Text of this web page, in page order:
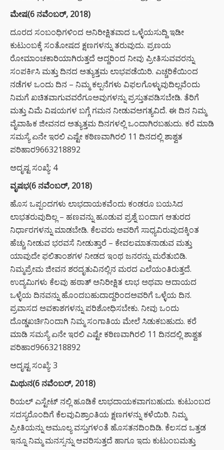
ಮೇಷ(6 ನವೆಂಬರ್, 2018)
ದೂರದ ಸಂಬಂಧಿಗಳಿಂದ ಅನಿರೀಕ್ಷಿತವಾದ ಒಳ್ಳೆಯಸುದ್ದಿ ಇಡೀ
ಕುಟುಂಬಕ್ಕೆ ಸಂತೋಷದ ಕ್ಷಣಗಳನ್ನು ತರುವುದು. ಪ್ರಣಯ
ರೋಮಾಂಚಕಾರಿಯಾಗಿರುತ್ತದೆ ಆದ್ದರಿಂದ ನೀವು ಪ್ರೀತಿಸುವವರನ್ನು
ಸಂಪರ್ಕಿಸಿ ಮತ್ತು ದಿನದ ಅತ್ಯುತ್ತಮ ಲಾಭಪಡೆಯಿರಿ. ಎಚ್ಚರಿಕೆಯಿಂದ
ನಡೆಗಳ ಒಂದು ದಿನ – ನಿಮ್ಮ ಕಲ್ಪನೆಗಳು ವಿಫಲಗೊಳ್ಳುವುದಿಲ್ಲವೆಂದು
ನಿಮಗೆ ಖಚಿತವಾಗುವವರೆಗೂಅವುಗಳನ್ನು ಪ್ರಸ್ತುತಪಡಿಸಬೇಡಿ. ತೆರಿಗೆ
ಮತ್ತು ವಿಮೆ ವಿಷಯಗಳ ಬಗ್ಗೆ ಗಮನ ನೀಡುವಅಗತ್ಯವಿದೆ. ಈ ದಿನ ನಿಮ್ಮ
ವೈವಾಹಿಕ ಜೀವನದ ಅತ್ಯುತ್ತಮ ದಿನಗಳಲ್ಲಿ ಒಂದಾಗಿರಬಹುದು. ಕರೆ ಮಾಡಿ
ಸಮಸ್ಯೆ ಏನೇ ಇರಲಿ ಎಷ್ಟೇ ಕಠಿಣವಾಗಿರಲಿ 11 ದಿನದಲ್ಲಿ ಶಾಶ್ವತ
ಪರಿಹಾರ9663218892
ಅದೃಷ್ಟ ಸಂಖ್ಯೆ: 4
ವೃಷಭ(6 ನವೆಂಬರ್, 2018)
ಹೊಸ ಒಪ್ಪಂದಗಳು ಲಾಭದಾಯಕವೆಂದು ಕಂಡರೂ ಬಯಸಿದ
ಲಾಭತರುವುದಿಲ್ಲ – ಹಣವನ್ನು ಹೂಡುವ ಪ್ರಶ್ನೆ ಬಂದಾಗ ಆತುರದ
ನಿರ್ಧಾರಗಳನ್ನು ಮಾಡಬೇಡಿ. ಕೆಲವರು ಅವರಿಗೆ ಸಾಧ್ಯವಿರುವುದಕ್ಕಿಂತ
ಹೆಚ್ಚು ನೀಡುವ ಭರವಸೆ ನೀಡುತ್ತಾರೆ – ಕೇವಲಮಾತನಾಡುವ ಮತ್ತು
ಯಾವುದೇ ಫಲಿತಾಂಶಗಳ ನೀಡದ ಇಂಥ ಜನರನ್ನು ಮರೆತುಬಿಡಿ.
ನಿಮ್ಮಪ್ರೇಮ ಜೀವನ ಶರದೃತುವಿನಲ್ಲಿನ ಮರದ ಎಲೆಯಂತಿರುತ್ತದೆ.
ಉದ್ಯಮಿಗಳು ಕೆಲವು ಹಠಾತ್ ಅನಿರೀಕ್ಷಿತ ಲಾಭ ಅಥವಾ ಆದಾಯದ
ಒಳ್ಳೆಯ ದಿನವನ್ನು ಹೊಂದಬಹುದಾದ್ದರಿಂದಅವರಿಗೆ ಒಳ್ಳೆಯ ದಿನ.
ಪ್ರವಾಸದ ಅವಕಾಶಗಳನ್ನು ಪರಿಶೋಧಿಸಬೇಕು. ನೀವು ಒಂದು
ದೊಡ್ಡಖರ್ಚಿನಿಂದಾಗಿ ನಿಮ್ಮ ಸಂಗಾತಿಯ ಮೇಲೆ ಸಿಡುಕಬಹುದು. ಕರೆ
ಮಾಡಿ ಸಮಸ್ಯೆ ಏನೇ ಇರಲಿ ಎಷ್ಟೇ ಕಠಿಣವಾಗಿರಲಿ 11 ದಿನದಲ್ಲಿ ಶಾಶ್ವತ
ಪರಿಹಾರ9663218892
ಅದೃಷ್ಟ ಸಂಖ್ಯೆ: 3
ಮಿಥುನ(6 ನವೆಂಬರ್, 2018)
ರಿಯಲ್ ಎಸ್ಟೇಟ್ ನಲ್ಲಿ ಹೂಡಿಕೆ ಲಾಭದಾಯಕವಾಗಬಹುದು. ಕುಟುಂಬದ
ಸದಸ್ಯರೊಂದಿಗೆ ಕೆಲವುವಿಶ್ರಾಂತಿಯ ಕ್ಷಣಗಳನ್ನು ಕಳೆಯಿರಿ. ನಿಮ್ಮ
ಪ್ರೀತಿಯನ್ನು ಅಮೂಲ್ಯ ವಸ್ತುಗಳಂತೆ ಹೊಸತನದಿಂದಿಡಿ. ಕೆಲಸದ ಒತ್ತಡ
ಇನ್ನೂ ನಿಮ್ಮ ಮನಸ್ಸನ್ನು ಆವರಿಸುತ್ತದೆ ಹಾಗೂ ಇದು ಕುಟುಂಬಮತ್ತು